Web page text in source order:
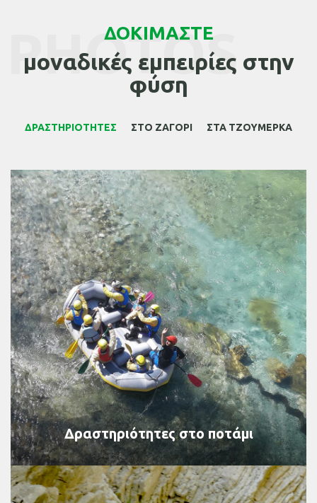
ΔΟΚΙΜΑΣΤΕ
μοναδικές εμπειρίες στην
φύση
PHOTOS
ΔΡΑΣΤΗΡΙΟΤΗΤΕΣ ΣΤΟ ΖΑΓΟΡΙ ΣΤΑ ΤΖΟΥΜΕΡΚΑ
Δραστηριότητες στο ποτάμι